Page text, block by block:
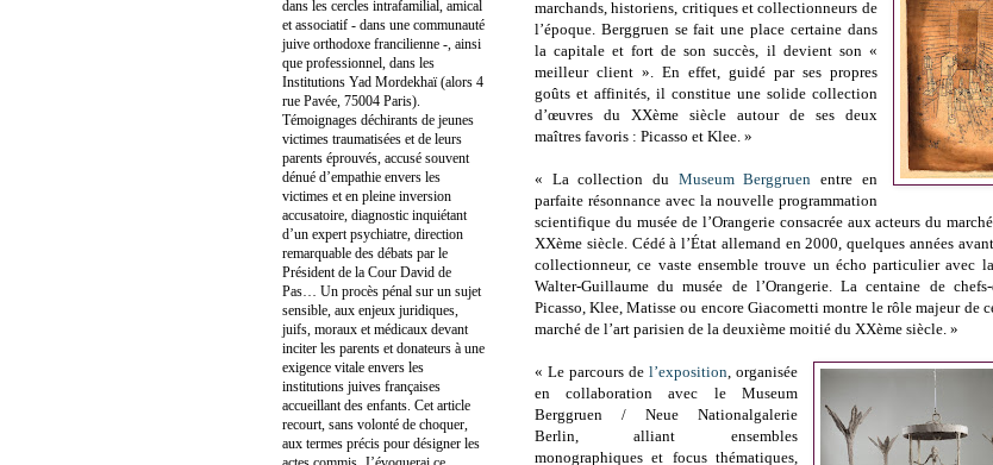
marchands, historiens, critiques et collectionneurs de
l’époque. Berggruen se fait une place certaine dans
la capitale et fort de son succès, il devient son «
meilleur client ». En effet, guidé par ses propres
goûts et affinités, il constitue une solide collection
d’œuvres du XXème siècle autour de ses deux
maîtres favoris : Picasso et Klee. »
« La collection du Museum Berggruen entre en
parfaite résonnance avec la nouvelle programmation
scientifique du musée de l’Orangerie consacrée aux acteurs du
XXème siècle. Cédé à l’État allemand en 2000, quelques années
collectionneur, ce vaste ensemble trouve un écho particulier avec
Walter-Guillaume du musée de l’Orangerie. La centaine de
Picasso, Klee, Matisse ou encore Giacometti montre le rôle majeur de
marché de l’art parisien de la deuxième moitié du XXème siècle. »
« Le parcours de l’exposition, organisée
en collaboration avec le Museum
Berggruen / Neue Nationalgalerie
Berlin, alliant ensembles
monographiques et focus thématiques,
dans les cercles intrafamilial, amical
et associatif - dans une communauté
juive orthodoxe francilienne -, ainsi
que professionnel, dans les
Institutions Yad Mordekhaï (alors 4
rue Pavée, 75004 Paris).
Témoignages déchirants de jeunes
victimes traumatisées et de leurs
parents éprouvés, accusé souvent
dénué d’empathie envers les
victimes et en pleine inversion
accusatoire, diagnostic inquiétant
d’un expert psychiatre, direction
remarquable des débats par le
Président de la Cour David de
Pas… Un procès pénal sur un sujet
sensible, aux enjeux juridiques,
juifs, moraux et médicaux devant
inciter les parents et donateurs à une
exigence vitale envers les
institutions juives françaises
accueillant des enfants. Cet article
recourt, sans volonté de choquer,
aux termes précis pour désigner les